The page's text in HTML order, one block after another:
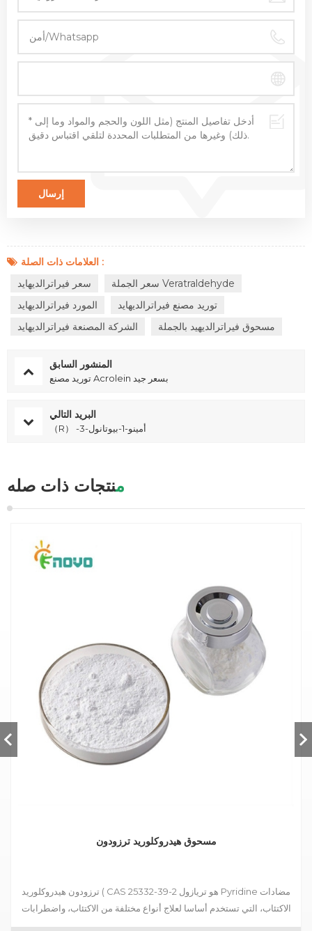
العلامات ذات الصلة :
سعر فيراترالديهايد
سعر الجملة Veratraldehyde
المورد فيراترالديهايد
توريد مصنع فيراترالديهايد
الشركة المصنعة فيراترالديهايد
مسحوق فيراترالديهيد بالجملة
المنشور السابق
توريد مصنع Acrolein بسعر جيد
البريد التالي
（R） -3-أمينو-1-بيوتانول
منتجات ذات صله
مسحوق هيدروكلوريد ترزودون
ترزودون هيدروكلوريد ( CAS 25332-39-2 هو تريازول Pyridine مضادات
الاكتئاب، التي تستخدم أساسا لعلاج أنواع مختلفة من الاكتئاب، واضطرابات
القلق مصحوبة بأعراض الاكتئابية، واضطرابات المزاج بعد انسحاب